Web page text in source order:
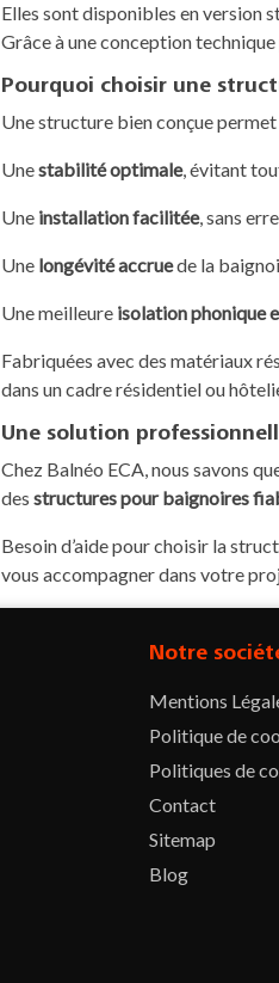
Elles sont disponibles en version
Grâce à une conception
Pourquoi choisir une
Une structure bien conçue permet
Unestabilité optimale, évitant
Une installation facilitée, sans
Une longévité accruede la
Une meilleure isolation phonique
Fabriquées avec des matériaux
dans un cadre résidentiel ou
Une solution
Chez Balnéo ECA, nous savons
des structures pour baignoires
Besoin d’aide pour choisir la
vous accompagner dans votre
Notre
Mentions
Politique de
Politiques de
Contact
Sitemap
Blog